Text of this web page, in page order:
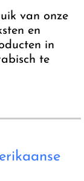
van onze
en
in
te